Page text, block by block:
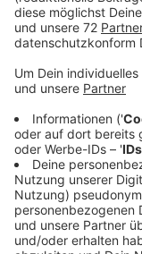
Anzeige
Um zu wissen, an
drehen müssen,
schon bei
mit der Mobilität
die in den drei
unterwegs? Zu
Bahn? Und was